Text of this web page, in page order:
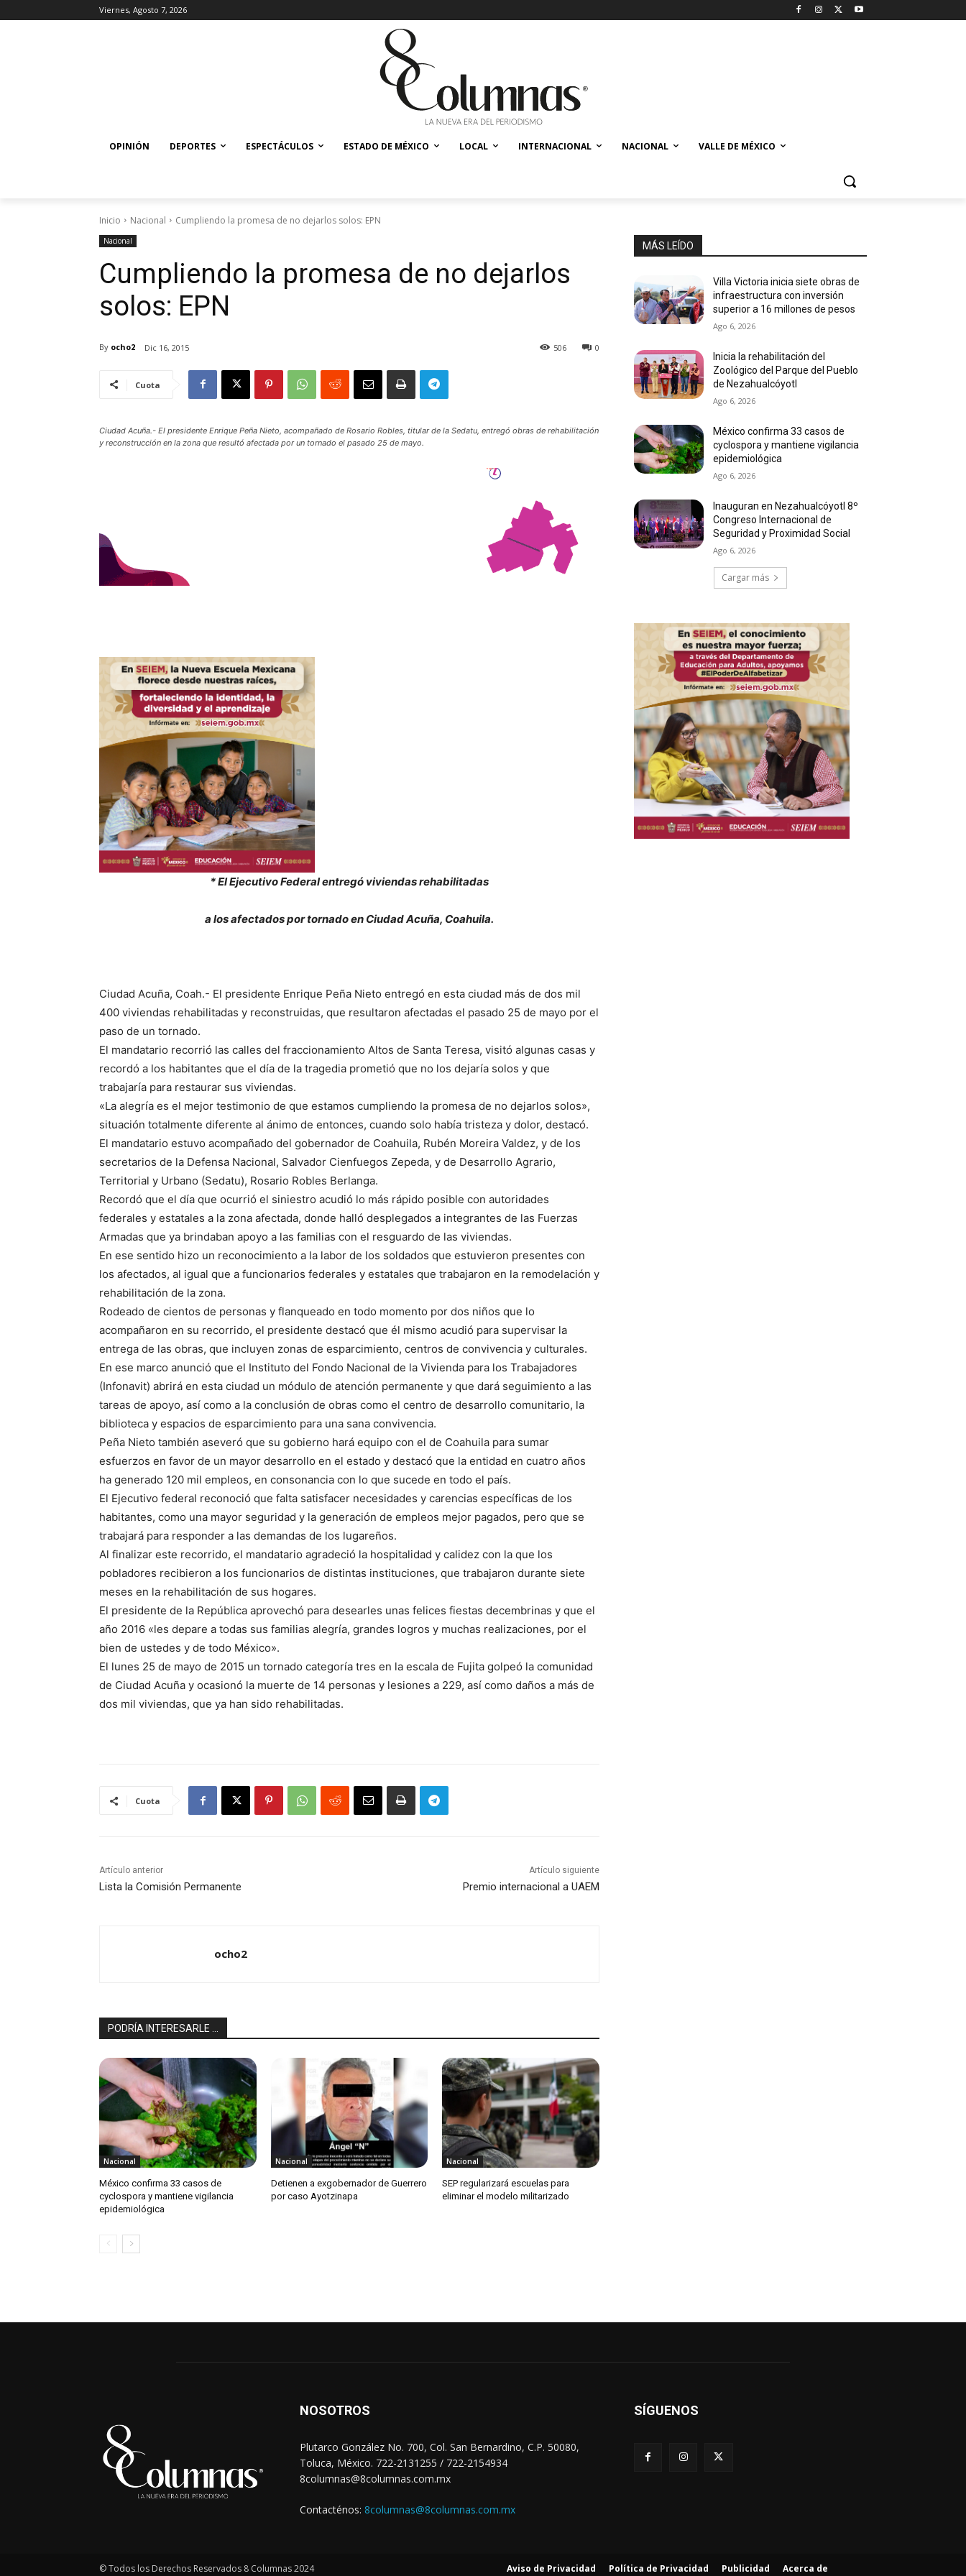
Viernes, Agosto 7, 2026
OPINIÓN DEPORTES ESPECTÁCULOS ESTADO DE MÉXICO LOCAL INTERNACIONAL NACIONAL VALLE DE MÉXICO
Inicio Nacional Cumpliendo la promesa de no dejarlos solos: EPN
Nacional
Cumpliendo la promesa de no dejarlos
solos: EPN
By ocho2 Dic 16, 2015 0
506
Cuota
Ciudad Acuña.- El presidente Enrique Peña Nieto, acompañado de Rosario Robles, titular de la Sedatu, entregó obras de rehabilitación
y reconstrucción en la zona que resultó afectada por un tornado el pasado 25 de mayo.
* El Ejecutivo Federal entregó viviendas rehabilitadas
a los afectados por tornado en Ciudad Acuña, Coahuila.
Ciudad Acuña, Coah.- El presidente Enrique Peña Nieto entregó en esta ciudad más de dos mil
400 viviendas rehabilitadas y reconstruidas, que resultaron afectadas el pasado 25 de mayo por el
paso de un tornado.
El mandatario recorrió las calles del fraccionamiento Altos de Santa Teresa, visitó algunas casas y
recordó a los habitantes que el día de la tragedia prometió que no los dejaría solos y que
trabajaría para restaurar sus viviendas.
«La alegría es el mejor testimonio de que estamos cumpliendo la promesa de no dejarlos solos»,
situación totalmente diferente al ánimo de entonces, cuando solo había tristeza y dolor, destacó.
El mandatario estuvo acompañado del gobernador de Coahuila, Rubén Moreira Valdez, y de los
secretarios de la Defensa Nacional, Salvador Cienfuegos Zepeda, y de Desarrollo Agrario,
Territorial y Urbano (Sedatu), Rosario Robles Berlanga.
Recordó que el día que ocurrió el siniestro acudió lo más rápido posible con autoridades
federales y estatales a la zona afectada, donde halló desplegados a integrantes de las Fuerzas
Armadas que ya brindaban apoyo a las familias con el resguardo de las viviendas.
En ese sentido hizo un reconocimiento a la labor de los soldados que estuvieron presentes con
los afectados, al igual que a funcionarios federales y estatales que trabajaron en la remodelación y
rehabilitación de la zona.
Rodeado de cientos de personas y flanqueado en todo momento por dos niños que lo
acompañaron en su recorrido, el presidente destacó que él mismo acudió para supervisar la
entrega de las obras, que incluyen zonas de esparcimiento, centros de convivencia y culturales.
En ese marco anunció que el Instituto del Fondo Nacional de la Vivienda para los Trabajadores
(Infonavit) abrirá en esta ciudad un módulo de atención permanente y que dará seguimiento a las
tareas de apoyo, así como a la conclusión de obras como el centro de desarrollo comunitario, la
biblioteca y espacios de esparcimiento para una sana convivencia.
Peña Nieto también aseveró que su gobierno hará equipo con el de Coahuila para sumar
esfuerzos en favor de un mayor desarrollo en el estado y destacó que la entidad en cuatro años
ha generado 120 mil empleos, en consonancia con lo que sucede en todo el país.
El Ejecutivo federal reconoció que falta satisfacer necesidades y carencias específicas de los
habitantes, como una mayor seguridad y la generación de empleos mejor pagados, pero que se
trabajará para responder a las demandas de los lugareños.
Al finalizar este recorrido, el mandatario agradeció la hospitalidad y calidez con la que los
pobladores recibieron a los funcionarios de distintas instituciones, que trabajaron durante siete
meses en la rehabilitación de sus hogares.
El presidente de la República aprovechó para desearles unas felices fiestas decembrinas y que el
año 2016 «les depare a todas sus familias alegría, grandes logros y muchas realizaciones, por el
bien de ustedes y de todo México».
El lunes 25 de mayo de 2015 un tornado categoría tres en la escala de Fujita golpeó la comunidad
de Ciudad Acuña y ocasionó la muerte de 14 personas y lesiones a 229, así como daños a más de
dos mil viviendas, que ya han sido rehabilitadas.
Cuota
Artículo anterior
Lista la Comisión Permanente
Artículo siguiente
Premio internacional a UAEM
ocho2
PODRÍA INTERESARLE ...
Nacional
México confirma 33 casos de
cyclospora y mantiene vigilancia
epidemiológica
Nacional
Detienen a exgobernador de Guerrero
por caso Ayotzinapa
Nacional
SEP regularizará escuelas para
eliminar el modelo militarizado
MÁS LEÍDO
Villa Victoria inicia siete obras de
infraestructura con inversión
superior a 16 millones de pesos
Ago 6, 2026
Inicia la rehabilitación del
Zoológico del Parque del Pueblo
de Nezahualcóyotl
Ago 6, 2026
México confirma 33 casos de
cyclospora y mantiene vigilancia
epidemiológica
Ago 6, 2026
Inauguran en Nezahualcóyotl 8º
Congreso Internacional de
Seguridad y Proximidad Social
Ago 6, 2026
Cargar más
NOSOTROS
Plutarco González No. 700, Col. San Bernardino, C.P. 50080,
Toluca, México. 722-2131255 / 722-2154934
8columnas@8columnas.com.mx
Contacténos: 8columnas@8columnas.com.mx
SÍGUENOS
© Todos los Derechos Reservados 8 Columnas 2024 Aviso de Privacidad Política de Privacidad Publicidad Acerca de